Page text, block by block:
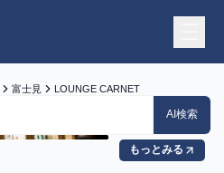
富士見 LOUNGE CARNET
AI検索
もっとみる